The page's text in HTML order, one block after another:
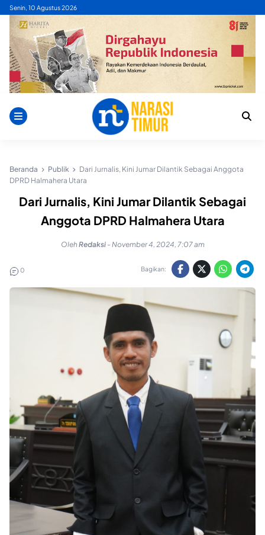
Skip
content
Senin, 10 Agustus 2026
Beranda Publik
Dari Jurnalis, Kini Jumar Dilantik Sebagai Anggota
DPRD Halmahera Utara
Dari Jurnalis, Kini Jumar Dilantik Sebagai
Anggota DPRD Halmahera Utara
OlehRedaksi - November 4, 2024, 7:07 am
0 Bagikan: